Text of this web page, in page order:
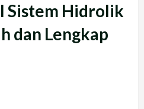
Sistem Hidrolik
dan Lengkap